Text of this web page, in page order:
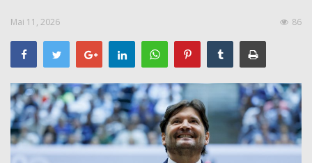
ENTRETENIMENTO
MUNDO
BRASIL
ACIDENTE
COMO ANUNCIAR
PROGRAMAÇÃO
Mai 11, 2026 86